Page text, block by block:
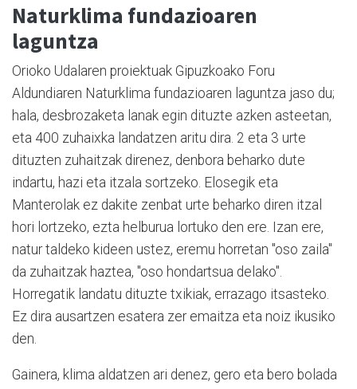
Naturklima fundazioaren
laguntza
Orioko Udalaren proiektuak Gipuzkoako Foru
Aldundiaren Naturklima fundazioaren laguntza jaso du;
hala, desbrozaketa lanak egin dituzte azken asteetan,
eta 400 zuhaixka landatzen aritu dira. 2 eta 3 urte
dituzten zuhaitzak direnez, denbora beharko dute
indartu, hazi eta itzala sortzeko. Elosegik eta
Manterolak ez dakite zenbat urte beharko diren itzal
hori lortzeko, ezta helburua lortuko den ere. Izan ere,
natur taldeko kideen ustez, eremu horretan "oso zaila"
da zuhaitzak haztea, "oso hondartsua delako".
Horregatik landatu dituzte txikiak, errazago itsasteko.
Ez dira ausartzen esatera zer emaitza eta noiz ikusiko
den.
Gainera, klima aldatzen ari denez, gero eta bero bolada